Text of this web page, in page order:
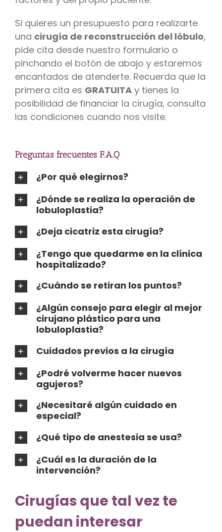
Si quieres un presupuesto para realizarte
una cirugía de reconstrucción del lóbulo,
pide cita desde nuestro formulario o
pinchando el botón de abajo y estaremos
encantados de atenderte. Recuerda que la
primera cita es GRATUITAy tienes la
posibilidad de financiar la cirugía, consulta
las condiciones cuando nos visite.
Preguntas frecuentes F.A.Q
¿Por qué elegirnos?
¿Dónde se realiza la operación de
lobuloplastia?
¿Deja cicatriz esta cirugía?
¿Tengo que quedarme en la clínica
hospitalizado?
¿Cuándo se retiran los puntos?
¿Algún consejo para elegir al mejor
cirujano plástico para una
lobuloplastia?
Cuidados previos a la cirugía
¿Podré volverme hacer nuevos
agujeros?
¿Necesitaré algún cuidado en
especial?
¿Qué tipo de anestesia se usa?
¿Cuál es la duración de la
intervención?
Cirugías que tal vez te
puedan interesar